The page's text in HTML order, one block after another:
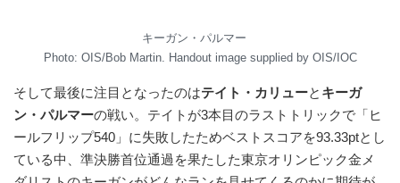
キーガン・パルマー
Photo: OIS/Bob Martin. Handout image supplied by OIS/IOC
そして最後に注目となったのはテイト・カリューと キーガ
ン・パルマーの戦い。テイトが3本目のラストトリックで「ヒ
ールフリップ540」に失敗したためベストスコアを93.33ptとし
ている中、準決勝首位通過を果たした東京オリンピック金メ